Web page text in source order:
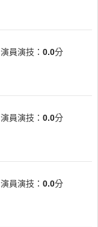
演員演技： 0.0分
演員演技： 0.0分
演員演技： 0.0分